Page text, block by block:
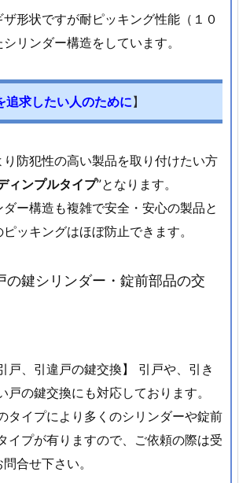
形状ですが耐ピッキング性能（１０
リンダー構造をしています。
追求したい人のために】
防犯性の高い製品を取り付けたい方
ィンプルタイプ”となります。
ー構造も複雑で安全・安心の製品と
ッキングはほぼ防止できます。
の鍵シリンダー・錠前部品の交
引戸、引違戸の鍵交換】 引戸や、引き
戸の鍵交換にも対応しております。
タイプにより多くのシリンダーや錠前
イプが有りますので、ご依頼の際は受
合せ下さい。